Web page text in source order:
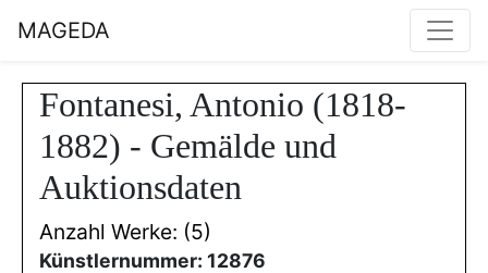
MAGEDA
Fontanesi, Antonio (1818-
1882) - Gemälde und
Auktionsdaten
Anzahl Werke: (5)
Künstlernummer: 12876